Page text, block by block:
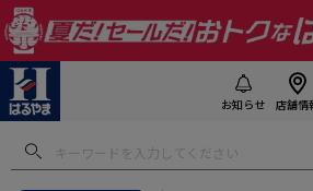
お知らせ 店舗情
フトにおすすめ #セットアップ スーツ